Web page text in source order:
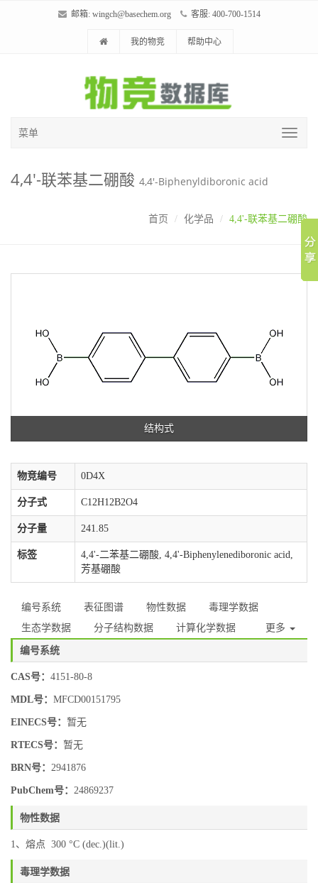
邮箱: wingch@basechem.org 客服: 400-700-1514
我的物竞 帮助中心
菜单
4,4'-联苯基二硼酸 4,4'-Biphenyldiboronic acid
首页 化学品 4,4'-联苯基二硼酸
结构式
物竞编号 0D4X
分子式 C12H12B2O4
分子量 241.85
标签
4,4'-二苯基二硼酸, 4,4'-Biphenylenediboronic acid,
芳基硼酸
编号系统 表征图谱 物性数据
毒理学数据
生态学数据
分子结构数据 计算化学数据 更多
编号系统
CAS号： 4151-80-8
MDL号： MFCD00151795
EINECS号： 暂无
RTECS号： 暂无
BRN号： 2941876
PubChem号： 24869237
物性数据
1、熔点 300 °C (dec.)(lit.)
毒理学数据